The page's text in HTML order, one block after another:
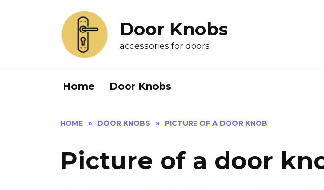
Door Knobs
accessories for doors
Home Door Knobs
HOME » DOOR KNOBS » PICTURE OF A DOOR KNOB
Picture of a door